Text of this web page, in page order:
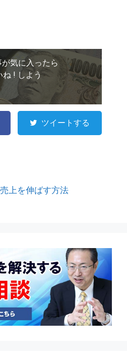
が気に入ったら
ね ! しよう
ツイートする
上を伸ばす方法